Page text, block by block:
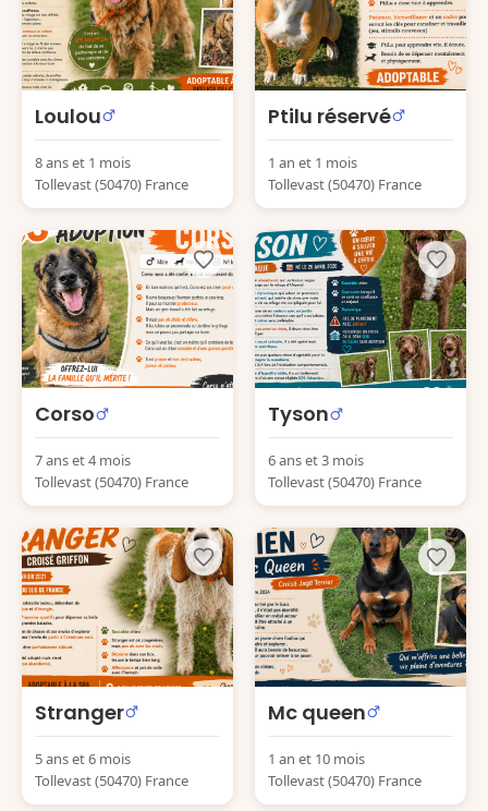
Loulou
8 ans et 1 mois
Tollevast (50470) France
Ptilu réservé
1 an et 1 mois
Tollevast (50470) France
Corso
7 ans et 4 mois
Tollevast (50470) France
Tyson
6 ans et 3 mois
Tollevast (50470) France
Stranger
5 ans et 6 mois
Tollevast (50470) France
Mc queen
1 an et 10 mois
Tollevast (50470) France